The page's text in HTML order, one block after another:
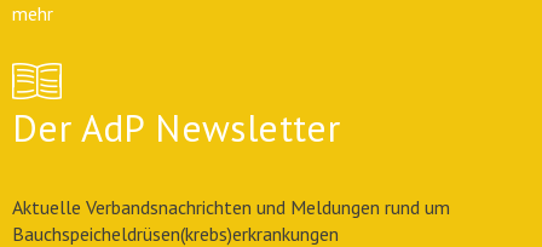
mehr
Der AdP Newsletter
Aktuelle Verbandsnachrichten und Meldungen rund um
Bauchspeicheldrüsen(krebs)erkrankungen